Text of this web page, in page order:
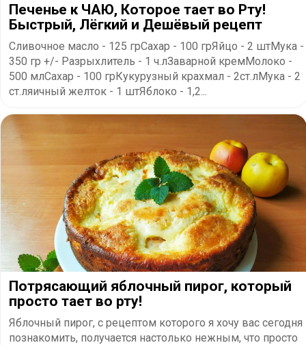
Печенье к ЧАЮ, Которое тает во Рту!
Быстрый, Лёгкий и Дешёвый рецепт
Сливочное масло - 125 грСахар - 100 грЯйцо - 2 штМука -
350 гр +/- Разрыхлитель - 1 ч.лЗаварной кремМолоко -
500 млСахар - 100 грКукурузный крахмал - 2ст.лМука - 2
ст.ляичный желток - 1 штЯблоко - 1,2...
Потрясающий яблочный пирог, который
просто тает во рту!
Яблочный пирог, с рецептом которого я хочу вас сегодня
познакомить, получается настолько нежным, что просто